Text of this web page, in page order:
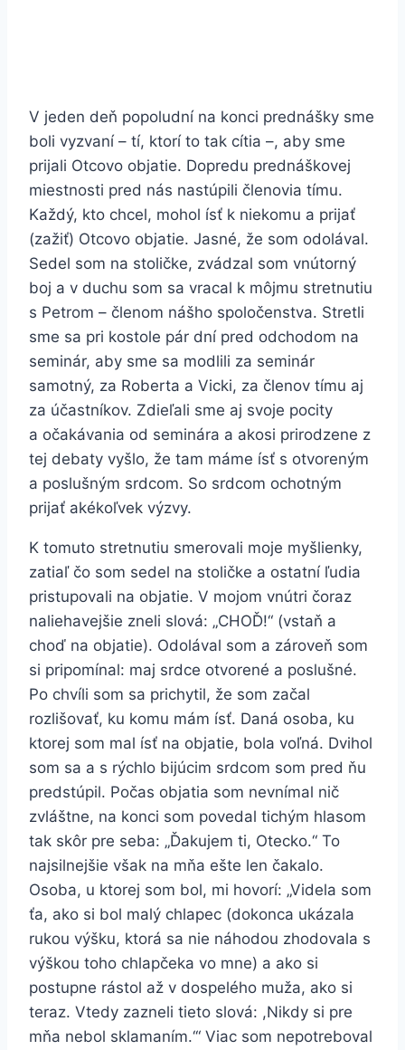
V jeden deň popoludní na konci prednášky sme
boli vyzvaní – tí, ktorí to tak cítia –, aby sme
prijali Otcovo objatie. Dopredu prednáškovej
miestnosti pred nás nastúpili členovia tímu.
Každý, kto chcel, mohol ísť k niekomu a prijať
(zažiť) Otcovo objatie. Jasné, že som odolával.
Sedel som na stoličke, zvádzal som vnútorný
boj a v duchu som sa vracal k môjmu stretnutiu
s Petrom – členom nášho spoločenstva. Stretli
sme sa pri kostole pár dní pred odchodom na
seminár, aby sme sa modlili za seminár
samotný, za Roberta a Vicki, za členov tímu aj
za účastníkov. Zdieľali sme aj svoje pocity
a očakávania od seminára a akosi prirodzene z
tej debaty vyšlo, že tam máme ísť s otvoreným
a poslušným srdcom. So srdcom ochotným
prijať akékoľvek výzvy.
K tomuto stretnutiu smerovali moje myšlienky,
zatiaľ čo som sedel na stoličke a ostatní ľudia
pristupovali na objatie. V mojom vnútri čoraz
naliehavejšie zneli slová: „CHOĎ!“ (vstaň a
choď na objatie). Odolával som a zároveň som
si pripomínal: maj srdce otvorené a poslušné.
Po chvíli som sa prichytil, že som začal
rozlišovať, ku komu mám ísť. Daná osoba, ku
ktorej som mal ísť na objatie, bola voľná. Dvihol
som sa a s rýchlo bijúcim srdcom som pred ňu
predstúpil. Počas objatia som nevnímal nič
zvláštne, na konci som povedal tichým hlasom
tak skôr pre seba: „Ďakujem ti, Otecko.“ To
najsilnejšie však na mňa ešte len čakalo.
Osoba, u ktorej som bol, mi hovorí: „Videla som
ťa, ako si bol malý chlapec (dokonca ukázala
rukou výšku, ktorá sa nie náhodou zhodovala s
výškou toho chlapčeka vo mne) a ako si
postupne rástol až v dospelého muža, ako si
teraz. Vtedy zazneli tieto slová: ,Nikdy si pre
mňa nebol sklamaním.‘“ Viac som nepotreboval